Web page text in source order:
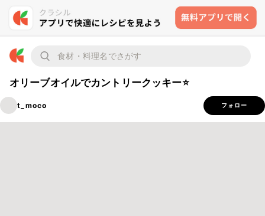
オリーブオイルでカントリークッキー⭐
t_moco フォロー